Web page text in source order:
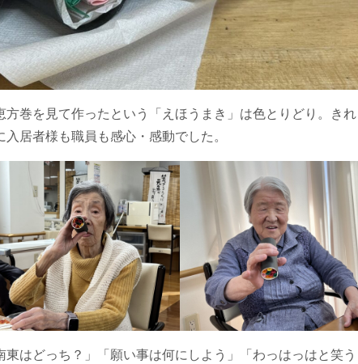
方巻を見て作ったという「えほうまき」は色とりどり。きれ
居者様も職員も感心・感動でした。
はどっち？」「願い事は何にしよう」「わっはっはと笑う